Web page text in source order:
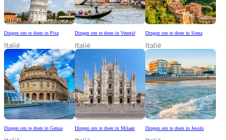
Dingen om te doen in Pisa
Italië
Dingen om te doen in Venetië
Italië
Dingen om te doen in Siena
Italië
Dingen om te doen in Genua Dingen om te doen in Milaan Dingen om te doen in Jesolo